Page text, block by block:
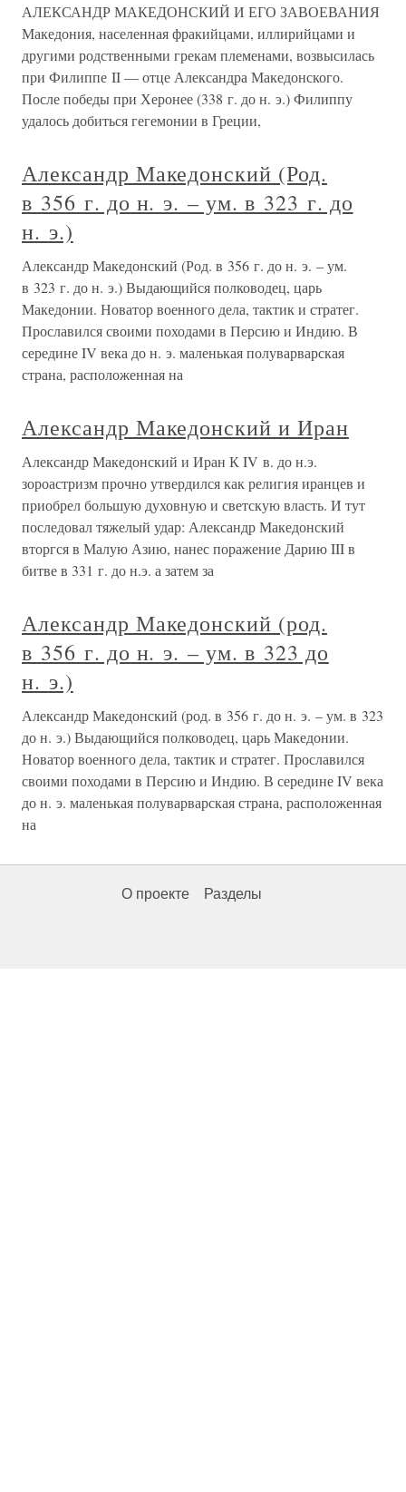
АЛЕКСАНДР МАКЕДОНСКИЙ И ЕГО ЗАВОЕВАНИЯ
Македония, населенная фракийцами, иллирийцами и
другими родственными грекам племенами, возвысилась
при Филиппе II — отце Александра Македонского.
После победы при Херонее (338 г. до н. э.) Филиппу
удалось добиться гегемонии в Греции,
Александр Македонский (Род.
в 356 г. до н. э. – ум. в 323 г. до
н. э.)
Александр Македонский (Род. в 356 г. до н. э. – ум.
в 323 г. до н. э.) Выдающийся полководец, царь
Македонии. Новатор военного дела, тактик и стратег.
Прославился своими походами в Персию и Индию. В
середине IV века до н. э. маленькая полуварварская
страна, расположенная на
Александр Македонский и Иран
Александр Македонский и Иран К IV в. до н.э.
зороастризм прочно утвердился как религия иранцев и
приобрел большую духовную и светскую власть. И тут
последовал тяжелый удар: Александр Македонский
вторгся в Малую Азию, нанес поражение Дарию III в
битве в 331 г. до н.э. а затем за
Александр Македонский (род.
в 356 г. до н. э. – ум. в 323 до
н. э.)
Александр Македонский (род. в 356 г. до н. э. – ум. в 323
до н. э.) Выдающийся полководец, царь Македонии.
Новатор военного дела, тактик и стратег. Прославился
своими походами в Персию и Индию. В середине IV века
до н. э. маленькая полуварварская страна, расположенная
на
О проекте Разделы